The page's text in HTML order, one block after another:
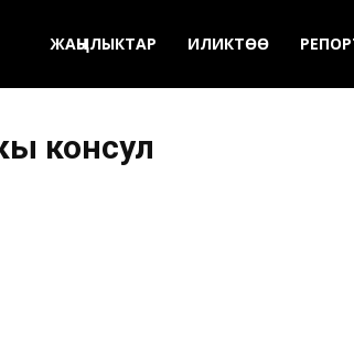
ЖАҢЫЛЫКТАР ИЛИКТӨӨ
консул